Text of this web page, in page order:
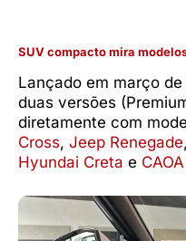
SUV compacto mira
Lançado em março
duas versões
diretamente com
Cross, Jeep Renegade,
Hyundai Creta e